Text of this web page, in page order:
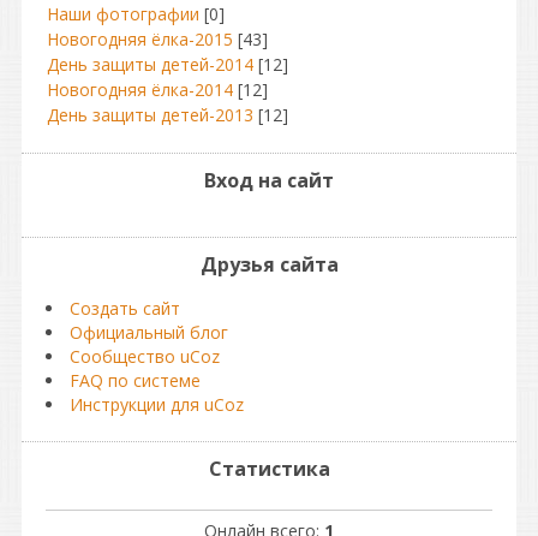
Наши фотографии [0]
Новогодняя ёлка-2015 [43]
День защиты детей-2014 [12]
Новогодняя ёлка-2014 [12]
День защиты детей-2013 [12]
Вход на сайт
Друзья сайта
Создать сайт
Официальный блог
Сообщество uCoz
FAQ по системе
Инструкции для uCoz
Статистика
Онлайн всего: 1